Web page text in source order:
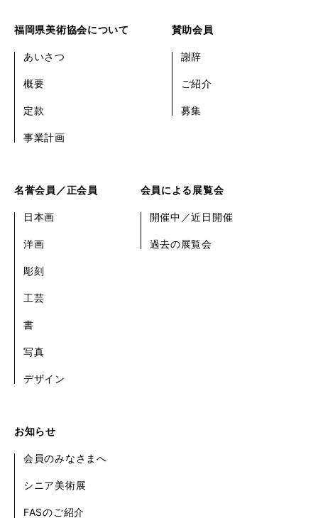
福岡県美術協会について
あいさつ
概要
定款
事業計画
賛助会員
謝辞
ご紹介
募集
名誉会員／正会員
日本画
洋画
彫刻
工芸
書
写真
デザイン
会員による展覧会
開催中／近日開催
過去の展覧会
お知らせ
会員のみなさまへ
シニア美術展
FASのご紹介